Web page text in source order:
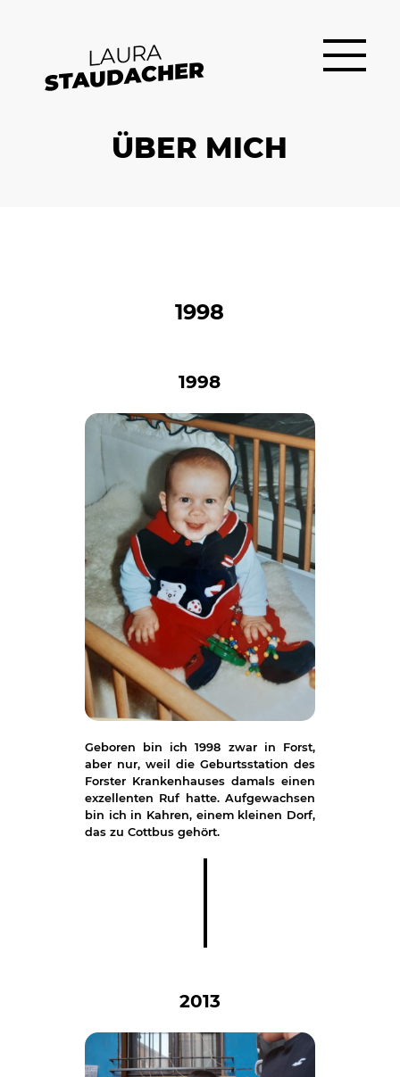
LAURA
STAUDACHER
ÜBER MICH
1998
1998
Geboren bin ich 1998 zwar in Forst,
aber nur, weil die Geburtsstation des
Forster Krankenhauses damals einen
exzellenten Ruf hatte. Aufgewachsen
bin ich in Kahren, einem kleinen Dorf,
das zu Cottbus gehört.
2013